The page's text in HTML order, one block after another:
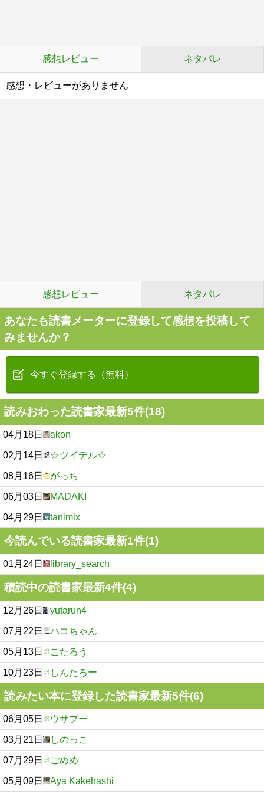
感想レビュー ネタバレ
感想・レビューがありません
感想レビュー ネタバレ
あなたも読書メーターに登録して感想を投稿して
みませんか？
今すぐ登録する（無料）
読みおわった読書家最新5件(18)
04月18日 akon
02月14日 ☆ツイテル☆
08月16日 がっち
06月03日 MADAKI
04月29日 tanimix
今読んでいる読書家最新1件(1)
01月24日 library_search
積読中の読書家最新4件(4)
12月26日 yutarun4
07月22日 ハコちゃん
05月13日 こたろう
10月23日 しんたろー
読みたい本に登録した読書家最新5件(6)
06月05日 ウサプー
03月21日 しのっこ
07月29日 ごめめ
05月09日 Aya Kakehashi